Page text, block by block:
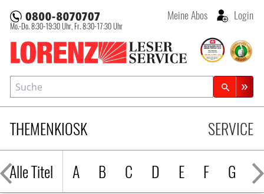
Lorenz Leserservice
Mo.-Do. 8:30-19:30 Uhr, Fr. 8:30-17:30 Uhr
Meine Abos Login
THEMENKIOSK
Alle Titel
A B C D E F G H
SERVICE
Suche
Zeitschriftensuche